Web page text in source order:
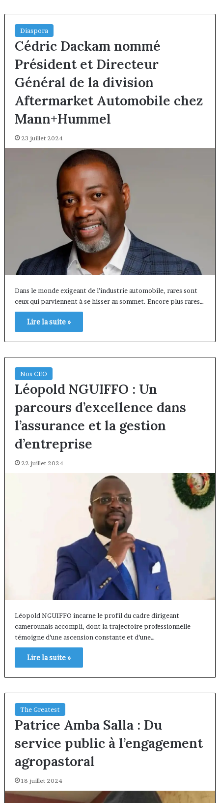
Diaspora
Cédric Dackam nommé
Président et Directeur
Général de la division
Aftermarket Automobile chez
Mann+Hummel
23 juillet 2024
Dans le monde exigeant de l’industrie automobile, rares sont
ceux qui parviennent à se hisser au sommet. Encore plus rares…
Lire la suite »
Nos CEO
Léopold NGUIFFO : Un
parcours d’excellence dans
l’assurance et la gestion
d’entreprise
22 juillet 2024
Léopold NGUIFFO incarne le profil du cadre dirigeant
camerounais accompli, dont la trajectoire professionnelle
témoigne d’une ascension constante et d’une…
Lire la suite »
The Greatest
Patrice Amba Salla : Du
service public à l’engagement
agropastoral
18 juillet 2024